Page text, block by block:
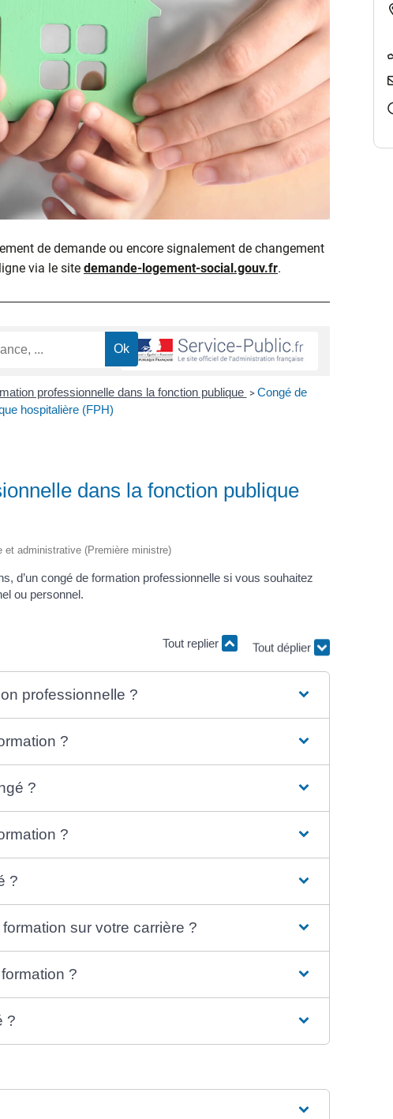
de demande ou encore signalement de changement
via le site demande-logement-social.gouv.fr.
professionnelle dans la fonction publique > Congé de
hospitalière (FPH)
dans la fonction publique
et administrative (Première ministre)
d’un congé de formation professionnelle si vous souhaitez
ou personnel.
Tout replier
Tout déplier
professionnelle ?
?
?
?
?
sur votre carrière ?
?
?